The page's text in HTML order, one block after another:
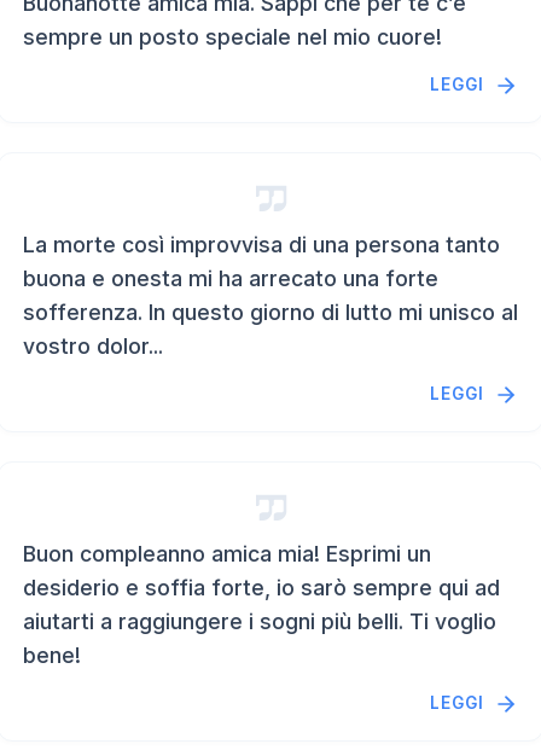
sempre un posto speciale nel mio cuore!
LEGGI
La morte così improvvisa di una persona tanto
buona e onesta mi ha arrecato una forte
sofferenza. In questo giorno di lutto mi unisco al
vostro dolor...
LEGGI
Buon compleanno amica mia! Esprimi un
desiderio e soffia forte, io sarò sempre qui ad
aiutarti a raggiungere i sogni più belli. Ti voglio
bene!
LEGGI